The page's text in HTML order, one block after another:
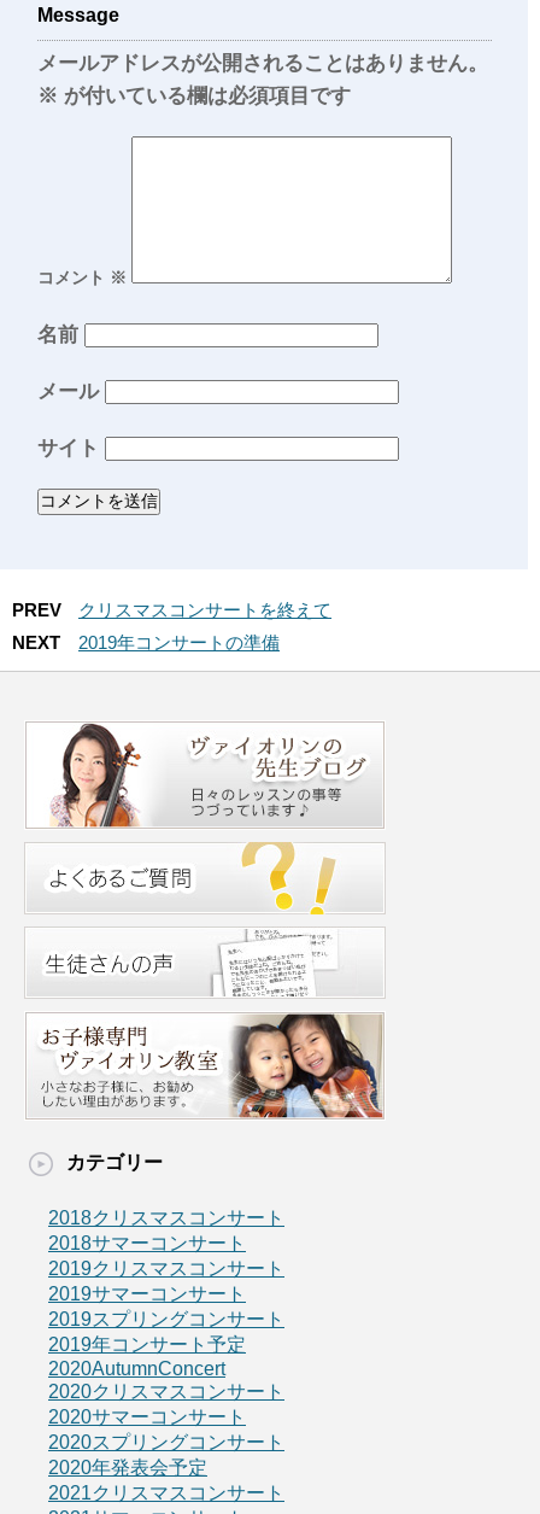
Message
メールアドレスが公開されることはありません。
※ が付いている欄は必須項目です
コメント ※
名前
メール
サイト
PREV
クリスマスコンサートを終えて
NEXT
2019年コンサートの準備
カテゴリー
2018クリスマスコンサート
2018サマーコンサート
2019クリスマスコンサート
2019サマーコンサート
2019スプリングコンサート
2019年コンサート予定
2020AutumnConcert
2020クリスマスコンサート
2020サマーコンサート
2020スプリングコンサート
2020年発表会予定
2021クリスマスコンサート